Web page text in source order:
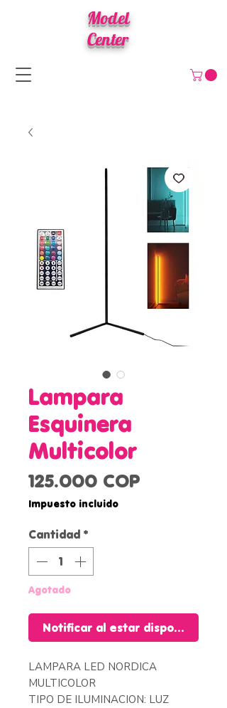
Model
Center
Lampara
Esquinera
Multicolor
125.000 COP
Impuesto incluido
Cantidad *
Agotado
Notificar al estar disponible
LAMPARA LED NORDICA
MULTICOLOR
TIPO DE ILUMINACION: LUZ